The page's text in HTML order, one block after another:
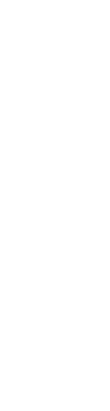
keine
womöglich